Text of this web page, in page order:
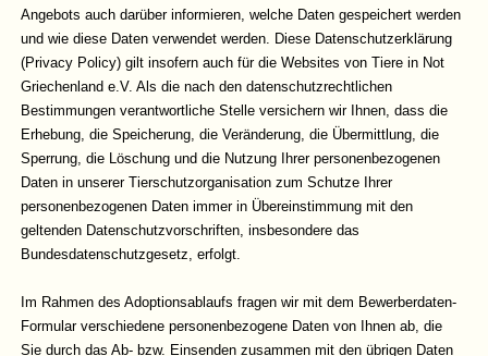
Angebots auch darüber informieren, welche Daten gespeichert werden
und wie diese Daten verwendet werden. Diese Datenschutzerklärung
(Privacy Policy) gilt insofern auch für die Websites von Tiere in Not
Griechenland e.V. Als die nach den datenschutzrechtlichen
Bestimmungen verantwortliche Stelle versichern wir Ihnen, dass die
Erhebung, die Speicherung, die Veränderung, die Übermittlung, die
Sperrung, die Löschung und die Nutzung Ihrer personenbezogenen
Daten in unserer Tierschutzorganisation zum Schutze Ihrer
personenbezogenen Daten immer in Übereinstimmung mit den
geltenden Datenschutzvorschriften, insbesondere das
Bundesdatenschutzgesetz, erfolgt.
Im Rahmen des Adoptionsablaufs fragen wir mit dem Bewerberdaten-
Formular verschiedene personenbezogene Daten von Ihnen ab, die
Sie durch das Ab- bzw. Einsenden zusammen mit den übrigen Daten